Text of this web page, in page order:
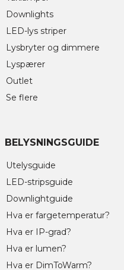
Downlights
LED-lys striper
Lysbryter og dimmere
Lyspærer
Outlet
Se flere
BELYSNINGSGUIDE
Utelysguide
LED-stripsguide
Downlightguide
Hva er fargetemperatur?
Hva er IP-grad?
Hva er lumen?
Hva er DimToWarm?